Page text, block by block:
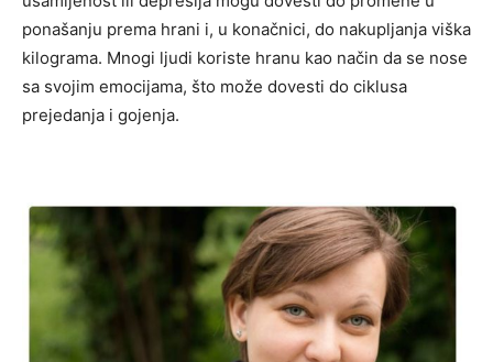
ponašanju prema hrani i, u konačnici, do nakupljanja viška
kilograma. Mnogi ljudi koriste hranu kao način da se nose
sa svojim emocijama, što može dovesti do ciklusa
prejedanja i gojenja.